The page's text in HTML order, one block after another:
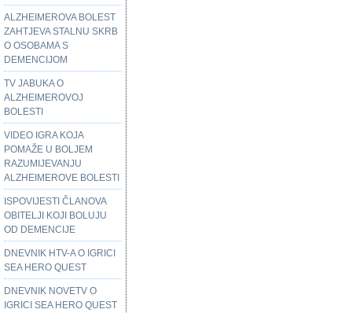
ALZHEIMEROVA BOLEST
ZAHTJEVA STALNU SKRB
O OSOBAMA S
DEMENCIJOM
TV JABUKA O
ALZHEIMEROVOJ
BOLESTI
VIDEO IGRA KOJA
POMAŽE U BOLJEM
RAZUMIJEVANJU
ALZHEIMEROVE BOLESTI
ISPOVIJESTI ČLANOVA
OBITELJI KOJI BOLUJU
OD DEMENCIJE
DNEVNIK HTV-A O IGRICI
SEA HERO QUEST
DNEVNIK NOVETV O
IGRICI SEA HERO QUEST